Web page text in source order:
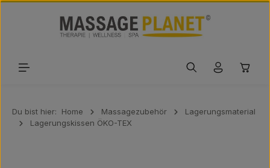
Du bist hier: Home Massagezubehör
Lagerungsmaterial
Lagerungskissen ÖKO-TEX